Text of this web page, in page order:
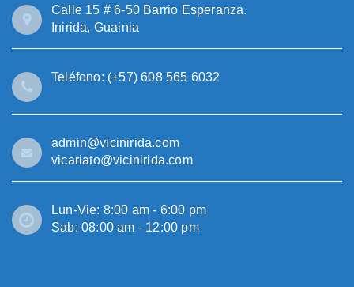
Calle 15 # 6-50 Barrio Esperanza.
Inirida, Guainia
Teléfono: (+57) 608 565 6032
admin@vicinirida.com
vicariato@vicinirida.com
Lun-Vie: 8:00 am - 6:00 pm
Sab: 08:00 am - 12:00 pm